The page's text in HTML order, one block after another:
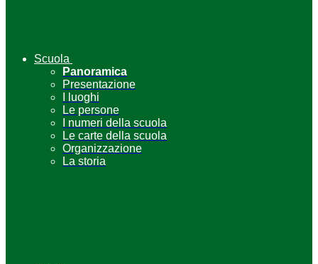
Scuola
Panoramica
Presentazione
I luoghi
Le persone
I numeri della scuola
Le carte della scuola
Organizzazione
La storia